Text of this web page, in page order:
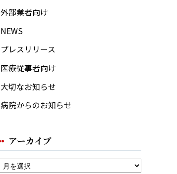
外部業者向け
NEWS
プレスリリース
医療従事者向け
大切なお知らせ
病院からのお知らせ
アーカイブ